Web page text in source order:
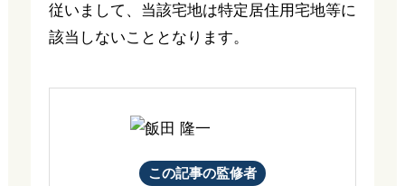
従いまして、当該宅地は特定居住用宅地等に
該当しないこととなります。
この記事の監修者